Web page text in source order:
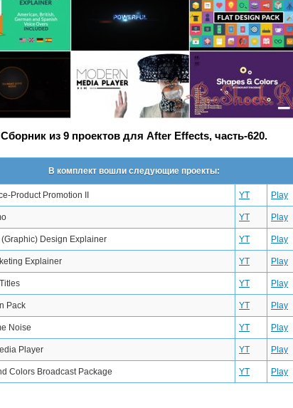
Сборник из 9 проектов для After Effects, часть-620.
В комплект вошли следующие проекты:
Product Promotion II YT Play
YT Play
Design Explainer YT Play
Explainer YT Play
YT Play
Pack YT Play
Noise YT Play
Player YT Play
Colors Broadcast Package YT Play